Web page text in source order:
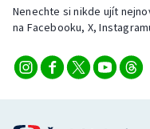
Veslování
Vodní slalom
Nenechte si nikde ujít
na Facebooku, X,